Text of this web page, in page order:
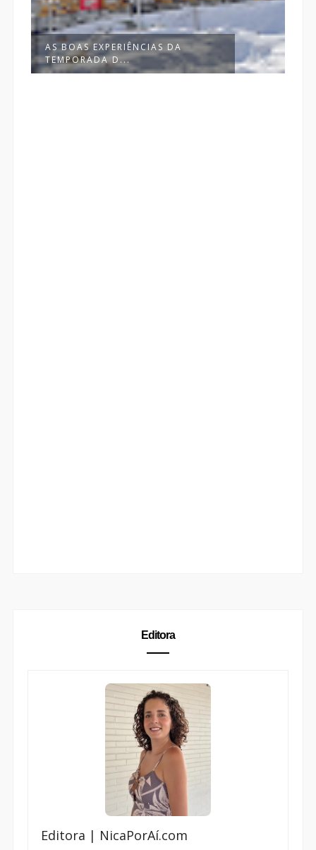
DESTINOS PARA CASAIS EM 2022:
7 VIA...
Editora
Editora | NicaPorAí.com